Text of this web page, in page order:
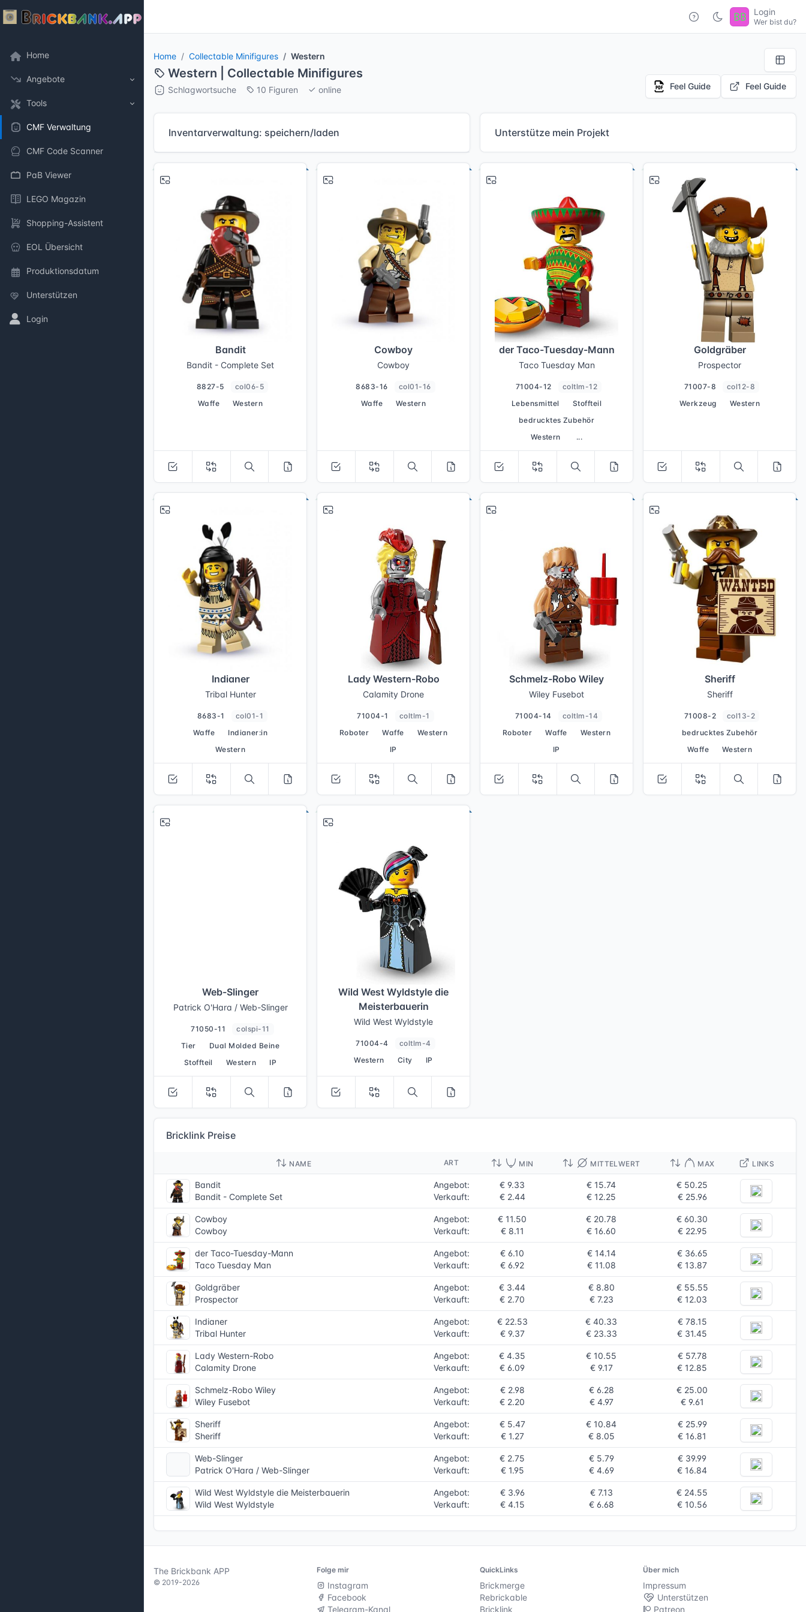
Home
Angebote
Tools
CMF Verwaltung
CMF Code Scanner
PaB Viewer
LEGO Magazin
Shopping-Assistent
EOL Übersicht
Produktionsdatum
Unterstützen
Login
Login
Wer bist du?
Home Collectable Minifigures Western
Western | Collectable Minifigures
Schlagwortsuche 10 Figuren online Feel Guide Feel Guide
Inventarverwaltung: speichern/laden Unterstütze mein Projekt
Bandit
Bandit - Complete Set
8827-5
col06-5
Waffe
Western
Cowboy
Cowboy
8683-16
col01-16
Waffe
Western
der Taco-Tuesday-Mann
Taco Tuesday Man
71004-12
coltlm-12
Lebensmittel
Stoffteil
bedrucktes Zubehör
Western
...
Goldgräber
Prospector
71007-8
col12-8
Werkzeug
Western
Indianer
Tribal Hunter
8683-1
col01-1
Waffe
Indianer:in
Western
Lady Western-Robo
Calamity Drone
71004-1
coltlm-1
Roboter
Waffe
Western
IP
Schmelz-Robo Wiley
Wiley Fusebot
71004-14
coltlm-14
Roboter
Waffe
Western
IP
Sheriff
Sheriff
71008-2
col13-2
bedrucktes Zubehör
Waffe
Western
Web-Slinger
Patrick O'Hara / Web-Slinger
71050-11
colspi-11
Tier
Dual Molded Beine
Stoffteil
Western IP
Wild West Wyldstyle die
Meisterbauerin
Wild West Wyldstyle
71004-4
coltlm-4
Western
City IP
Bricklink Preise
NAME ART MIN MITTELWERT MAX LINKS
Bandit
Bandit - Complete Set
Angebot:
Verkauft:
€ 9.33
€ 2.44
€ 15.74
€ 12.25
€ 50.25
€ 25.96
Cowboy
Cowboy
Angebot:
Verkauft:
€ 11.50
€ 8.11
€ 20.78
€ 16.60
€ 60.30
€ 22.95
der Taco-Tuesday-Mann
Taco Tuesday Man
Angebot:
Verkauft:
€ 6.10
€ 6.92
€ 14.14
€ 11.08
€ 36.65
€ 13.87
Goldgräber
Prospector
Angebot:
Verkauft:
€ 3.44
€ 2.70
€ 8.80
€ 7.23
€ 55.55
€ 12.03
Indianer
Tribal Hunter
Angebot:
Verkauft:
€ 22.53
€ 9.37
€ 40.33
€ 23.33
€ 78.15
€ 31.45
Lady Western-Robo
Calamity Drone
Angebot:
Verkauft:
€ 4.35
€ 6.09
€ 10.55
€ 9.17
€ 57.78
€ 12.85
Schmelz-Robo Wiley
Wiley Fusebot
Angebot:
Verkauft:
€ 2.98
€ 2.20
€ 6.28
€ 4.97
€ 25.00
€ 9.61
Sheriff
Sheriff
Angebot:
Verkauft:
€ 5.47
€ 1.27
€ 10.84
€ 8.05
€ 25.99
€ 16.81
Web-Slinger
Patrick O'Hara / Web-Slinger
Angebot:
Verkauft:
€ 2.75
€ 1.95
€ 5.79
€ 4.69
€ 39.99
€ 16.84
Wild West Wyldstyle die Meisterbauerin
Wild West Wyldstyle
Angebot:
Verkauft:
€ 3.96
€ 4.15
€ 7.13
€ 6.68
€ 24.55
€ 10.56
The Brickbank APP
© 2019-2026
Folge mir
Instagram
Facebook
Telegram-Kanal
QuickLinks
Brickmerge
Rebrickable
Bricklink
Über mich
Impressum
Unterstützen
Patreon